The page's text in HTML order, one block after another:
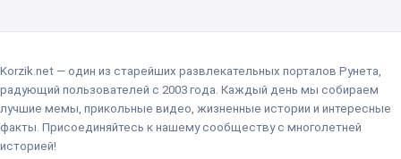
Korzik.net — один из старейших развлекательных порталов Рунета,
радующий пользователей с 2003 года. Каждый день мы собираем
лучшие мемы, прикольные видео, жизненные истории и интересные
факты. Присоединяйтесь к нашему сообществу с многолетней
историей!